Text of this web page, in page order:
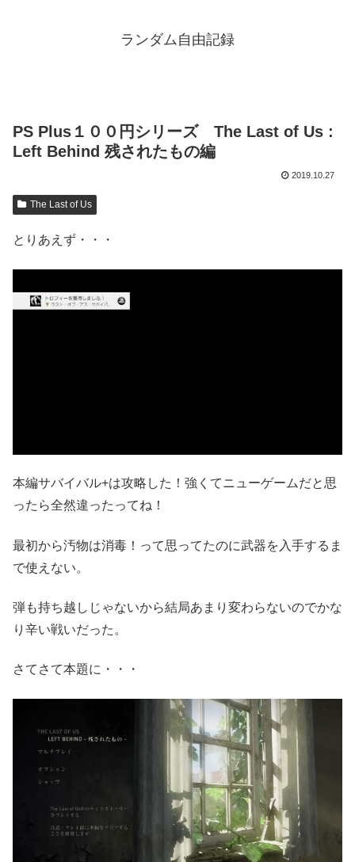
ランダム自由記録
PS Plus１００円シリーズ The Last of Us :
Left Behind 残されたもの編
2019.10.27
The Last of Us
とりあえず・・・
本編サバイバル+は攻略した！強くてニューゲームだと思
ったら全然違ったってね！
最初から汚物は消毒！って思ってたのに武器を入手するま
で使えない。
弾も持ち越しじゃないから結局あまり変わらないのでかな
り辛い戦いだった。
さてさて本題に・・・